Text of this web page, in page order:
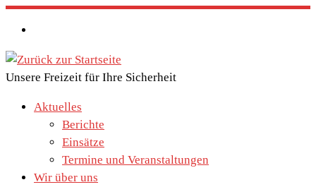
Zum
Inhalt
springen
Unsere Freizeit für Ihre Sicherheit
Aktuelles
Berichte
Einsätze
Termine und Veranstaltungen
Wir über uns